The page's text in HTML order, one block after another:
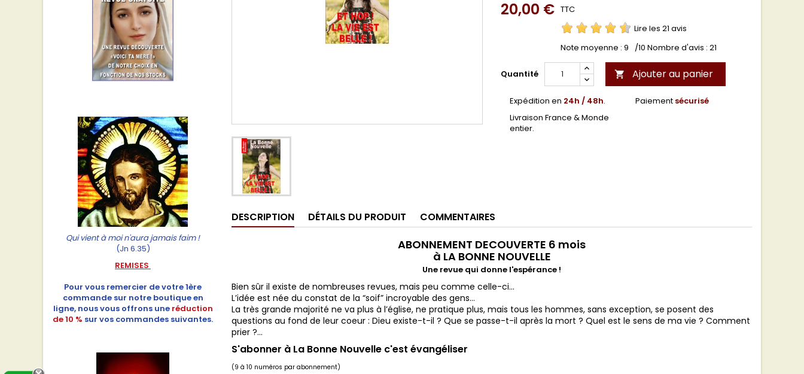
Qui vient à moi n'aura jamais faim !
(Jn 6.35)
REMISES
Pour vous remercier de votre 1ère
commande sur notre boutique en
ligne, nous vous offrons une réduction
de 10 % sur vos commandes suivantes.
20,00 € TTC
Lire les 21 avis
Note moyenne : 9 /10 Nombre d'avis : 21
Quantité  Ajouter au panier
Expédition en 24h / 48h.
Livraison France & Monde
entier.
Paiement sécurisé
DESCRIPTION DÉTAILS DU PRODUIT COMMENTAIRES
ABONNEMENT DECOUVERTE 6 mois
à LA BONNE NOUVELLE
Une revue qui donne l'espérance !
Bien sûr il existe de nombreuses revues, mais peu comme celle-ci...
L’idée est née du constat de la “soif” incroyable des gens...
La très grande majorité ne va plus à l’église, ne pratique plus, mais tous les hommes, sans exception, se posent des
questions au fond de leur coeur : Dieu existe-t-il ? Que se passe-t-il après la mort ? Quel est le sens de ma vie ? Comment
prier ?...
S'abonner à La Bonne Nouvelle c'est évangéliser
(9 à 10 numéros par abonnement)